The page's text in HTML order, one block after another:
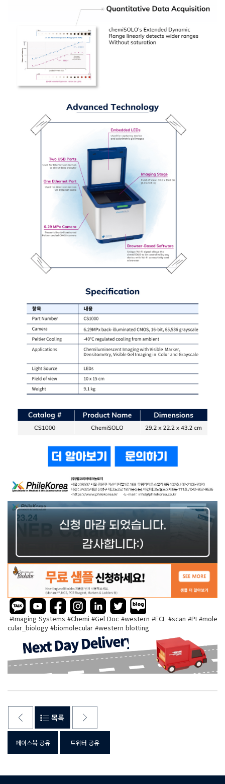
#Imaging Systems #Chemi #Gel Doc #western #ECL #scan #PI #mole
cular_biology #biomolecular #western blotting
페이스북 공유 트위터 공유